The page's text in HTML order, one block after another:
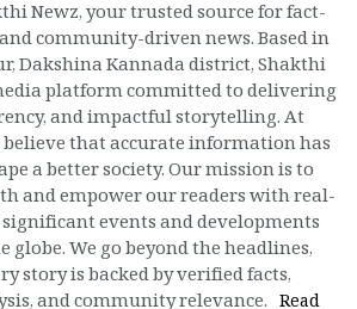
Newz, your trusted source for fact-
community-driven news. Based in
Dakshina Kannada district, Shakthi
platform committed to delivering
and impactful storytelling. At
believe that accurate information has
a better society. Our mission is to
and empower our readers with real-
events and developments
We go beyond the headlines,
story is backed by verified facts,